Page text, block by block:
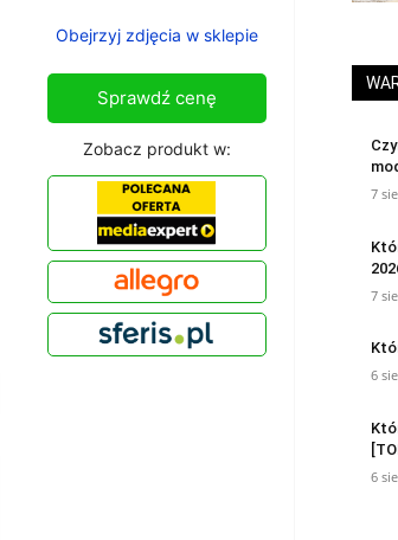
Obejrzyj zdjęcia w sklepie
Sprawdź cenę
Zobacz produkt w:
7
7
6
6